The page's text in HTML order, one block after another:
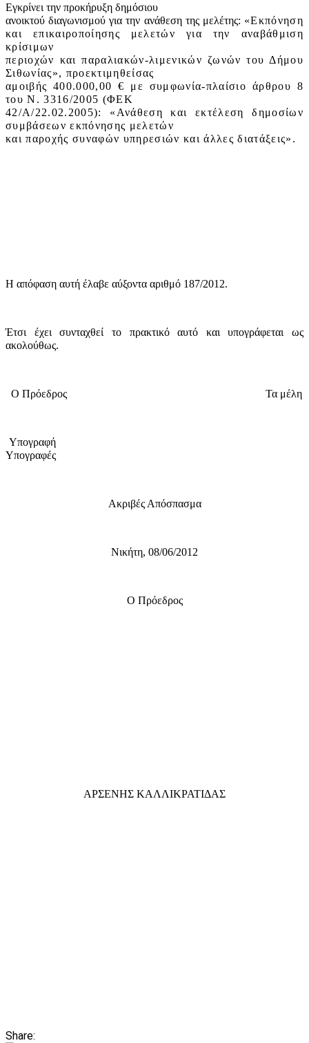
Εγκρίνει την προκήρυξη δημόσιου
ανοικτού διαγωνισμού για την ανάθεση της μελέτης: «Εκπόνηση
και επικαιροποίησης μελετών για την αναβάθμιση
κρίσιμων
περιοχών και παραλιακών-λιμενικών ζωνών του Δήμου
Σιθωνίας», προεκτιμηθείσας
αμοιβής 400.000,00 € με συμφωνία-πλαίσιο άρθρου 8
του Ν. 3316/2005 (ΦΕΚ
42/Α/22.02.2005): «Ανάθεση και εκτέλεση δημοσίων
συμβάσεων εκπόνησης μελετών
και παροχής συναφών υπηρεσιών και άλλες διατάξεις».
Η απόφαση αυτή έλαβε αύξοντα αριθμό 187/2012.
Έτσι έχει συνταχθεί το πρακτικό αυτό και υπογράφεται ως
ακολούθως.
Ο Πρόεδρος Τα μέλη
Υπογραφή
Υπογραφές
Ακριβές Απόσπασμα
Νικήτη, 08/06/2012
Ο Πρόεδρος
ΑΡΣΕΝΗΣ ΚΑΛΛΙΚΡΑΤΙΔΑΣ
Share: